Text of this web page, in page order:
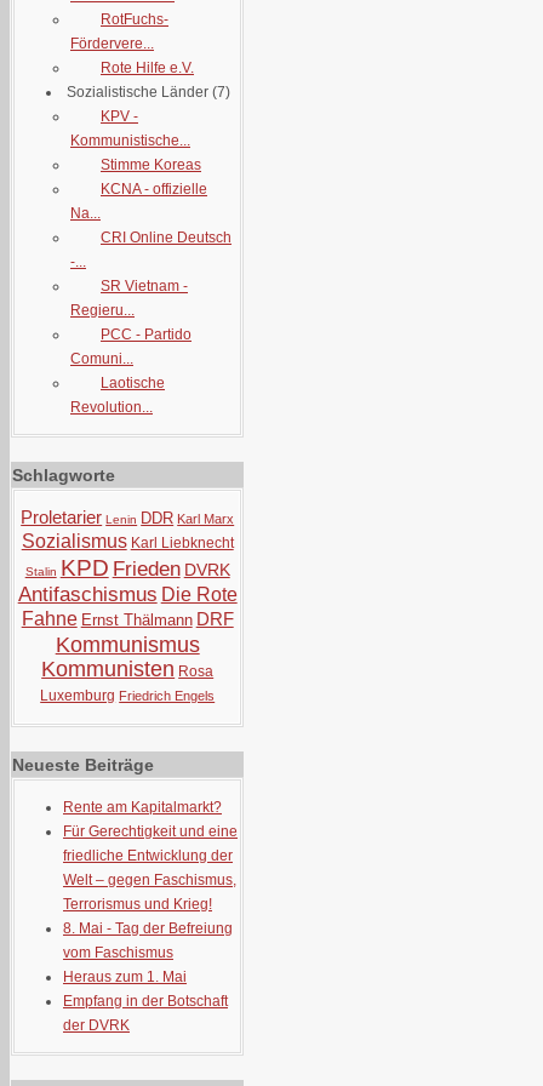
RotFuchs-
Fördervere...
Rote Hilfe e.V.
Sozialistische Länder (7)
KPV -
Kommunistische...
Stimme Koreas
KCNA - offizielle
Na...
CRI Online Deutsch
-...
SR Vietnam -
Regieru...
PCC - Partido
Comuni...
Laotische
Revolution...
Schlagworte
Proletarier Lenin DDR Karl Marx
Sozialismus Karl Liebknecht
Stalin KPD Frieden DVRK
Antifaschismus Die Rote
Fahne Ernst Thälmann DRF
Kommunismus
Kommunisten Rosa
Luxemburg Friedrich Engels
Neueste Beiträge
Rente am Kapitalmarkt?
Für Gerechtigkeit und eine
friedliche Entwicklung der
Welt – gegen Faschismus,
Terrorismus und Krieg!
8. Mai - Tag der Befreiung
vom Faschismus
Heraus zum 1. Mai
Empfang in der Botschaft
der DVRK